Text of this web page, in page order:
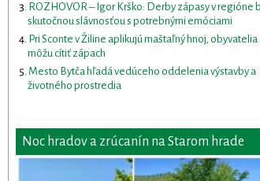
ROZHOVOR – Igor Krško: Derby zápasy v regióne
skutočnou slávnosťou s potrebnými emóciami
Pri Sconte v Žiline aplikujú maštaľný hnoj, obyvatelia
môžu cítiť zápach
Mesto Bytča hľadá vedúceho oddelenia výstavby a
životného prostredia
Noc hradov a zrúcanín na Starom hrade